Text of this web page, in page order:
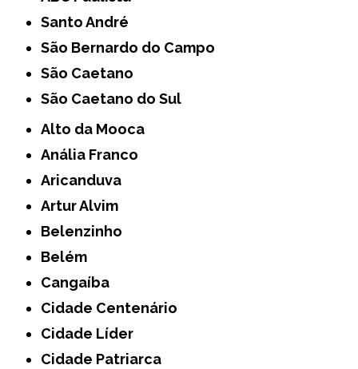
Santo André
São Bernardo do Campo
São Caetano
São Caetano do Sul
Alto da Mooca
Anália Franco
Aricanduva
Artur Alvim
Belenzinho
Belém
Cangaíba
Cidade Centenário
Cidade Líder
Cidade Patriarca